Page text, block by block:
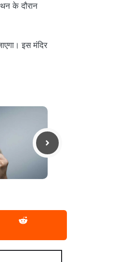
के दौरान
इस मंदिर